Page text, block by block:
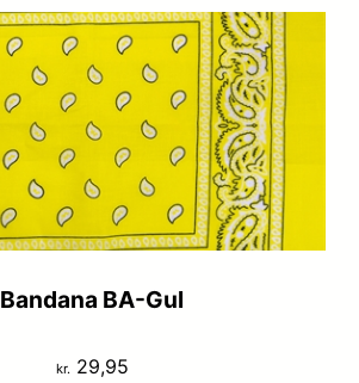
Bandana BA-Gul
kr. 29,95